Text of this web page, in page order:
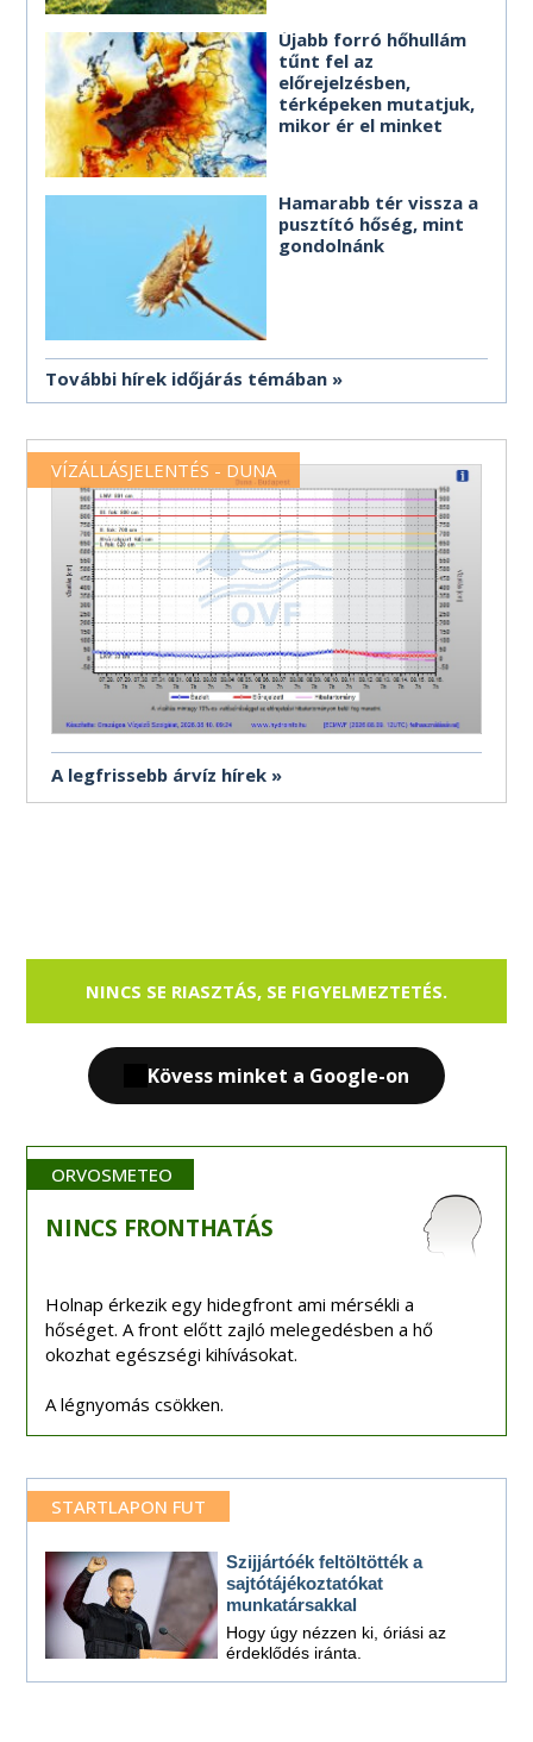
Újabb forró hőhullám
tűnt fel az
előrejelzésben,
térképeken mutatjuk,
mikor ér el minket
Hamarabb tér vissza a
pusztító hőség, mint
gondolnánk
További hírek időjárás témában
VÍZÁLLÁSJELENTÉS - DUNA
A legfrissebb árvíz hírek
NINCS SE RIASZTÁS, SE FIGYELMEZTETÉS.
Kövess minket a Google-on
ORVOSMETEO
NINCS FRONTHATÁS
Holnap érkezik egy hidegfront ami mérsékli a
hőséget. A front előtt zajló melegedésben a hő
okozhat egészségi kihívásokat.
A légnyomás csökken.
STARTLAPON FUT
Szijjártóék feltöltötték a
sajtótájékoztatókat
munkatársakkal
Hogy úgy nézzen ki, óriási az
érdeklődés iránta.